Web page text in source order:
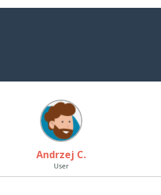
Andrzej C.
User